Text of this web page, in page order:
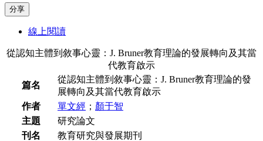
分享
線上閱讀
從認知主體到敘事心靈：J. Bruner教育理論的發展轉向及其當
代教育啟示
篇名
從認知主體到敘事心靈：J. Bruner教育理論的發
展轉向及其當代教育啟示
作者
單文經 ； 顏于智
主題
研究論文
刊名
教育研究與發展期刊